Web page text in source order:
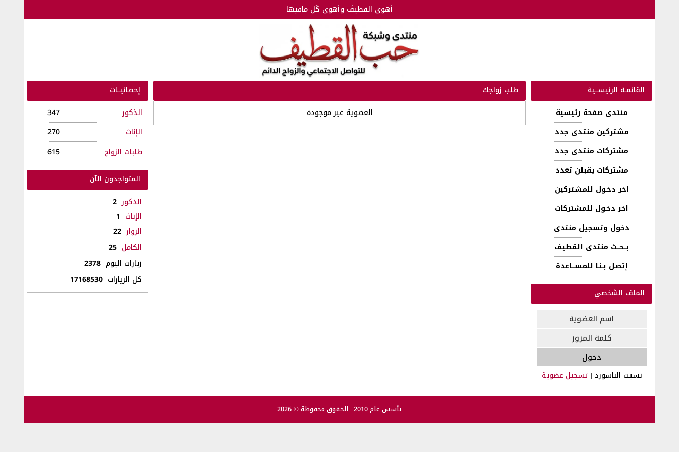
أهوى القطيفَ وأهوى كُل مافيها
القائمـة الرئيســية
منتدى صفحة رئيسية
مشتركين منتدى جدد
مشتركات منتدى جدد
مشتركات يقبلن تعدد
اخر دخـول للمشتركين
اخر دخـول للمشتركات
دخول وتسجيل منتدى
بــحــث منتدى القطيف
إتصـل بـنـا للمســـاعدة
الملف الشخصي
نسيت الباسورد | تسجيل عضوية
طلب زواجك
العضوية غير موجودة
إحصائيــات
الذكور
347
الإناث
270
طلبات الزواج
615
المتواجدون الآن
الذكور 2
الإناث 1
الزوار 22
الكامل 25
زيارات اليوم2378
كل الزيارات17168530
تأسس عام 2010 . الحقوق محفوظة © 2026